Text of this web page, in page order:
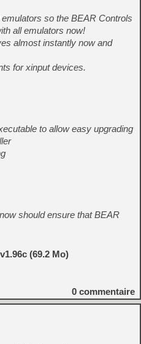
so the BEAR Controls
all emulators now!
almost instantly now and
for xinput devices.
to allow easy upgrading
should ensure that BEAR
(69.2 Mo)
0 commentaire